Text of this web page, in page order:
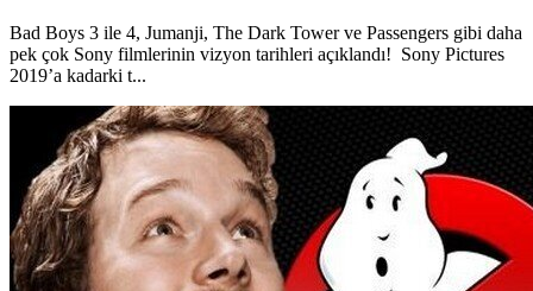
Bad Boys 3 ile 4, Jumanji, The Dark Tower ve Passengers gibi daha
pek çok Sony filmlerinin vizyon tarihleri açıklandı! Sony Pictures
2019’a kadarki t...